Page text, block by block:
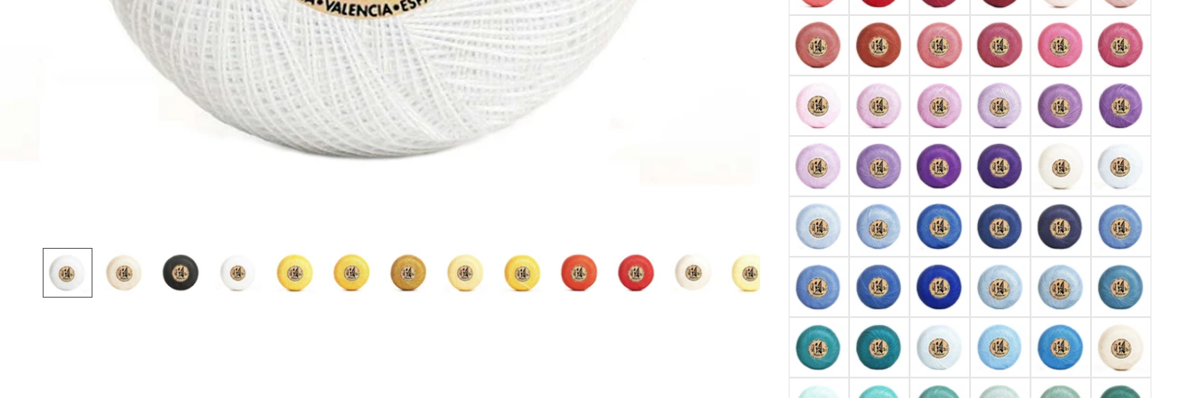
1984 1996 2240 2246 2323 2333
2390 2394 2397 2606 2615 2627
2687 2699 2711 2720 3000 3299
3305 3312 3319 3324 3327 3396
3400 3405 3411 3556 3560 3574
3664 3670 3802 3810 3822 4000
4048 4059 4074 4218 4228 4323